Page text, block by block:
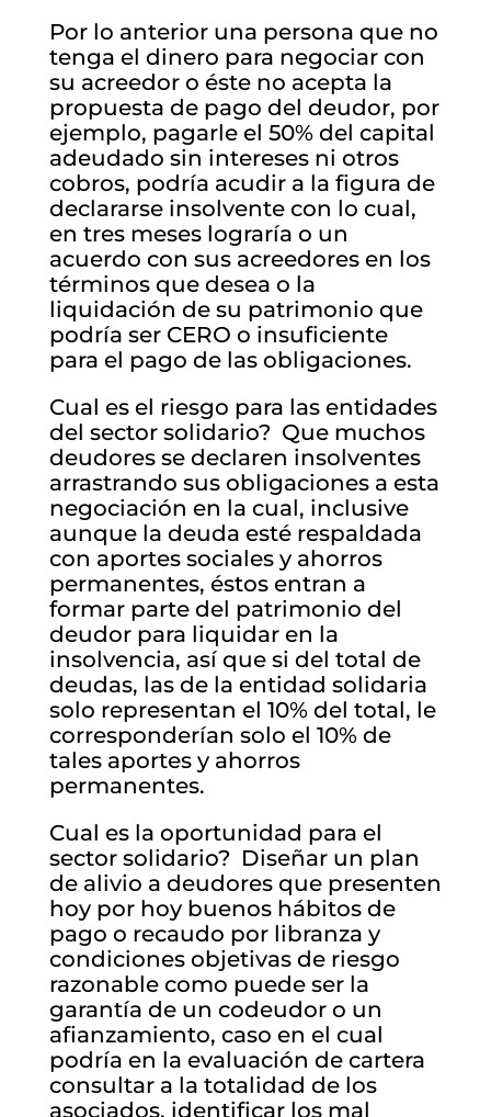
Por lo anterior una persona que no
tenga el dinero para negociar con
su acreedor o éste no acepta la
propuesta de pago del deudor, por
ejemplo, pagarle el 50% del capital
adeudado sin intereses ni otros
cobros, podría acudir a la figura de
declararse insolvente con lo cual,
en tres meses lograría o un
acuerdo con sus acreedores en los
términos que desea o la
liquidación de su patrimonio que
podría ser CERO o insuficiente
para el pago de las obligaciones.
Cual es el riesgo para las entidades
del sector solidario? Que muchos
deudores se declaren insolventes
arrastrando sus obligaciones a esta
negociación en la cual, inclusive
aunque la deuda esté respaldada
con aportes sociales y ahorros
permanentes, éstos entran a
formar parte del patrimonio del
deudor para liquidar en la
insolvencia, así que si del total de
deudas, las de la entidad solidaria
solo representan el 10% del total, le
corresponderían solo el 10% de
tales aportes y ahorros
permanentes.
Cual es la oportunidad para el
sector solidario? Diseñar un plan
de alivio a deudores que presenten
hoy por hoy buenos hábitos de
pago o recaudo por libranza y
condiciones objetivas de riesgo
razonable como puede ser la
garantía de un codeudor o un
afianzamiento, caso en el cual
podría en la evaluación de cartera
consultar a la totalidad de los
asociados, identificar los mal